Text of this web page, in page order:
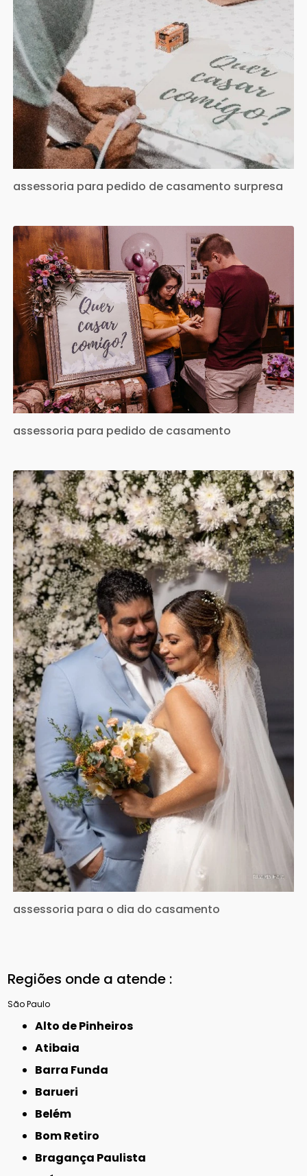
assessoria para pedido de casamento surpresa
assessoria para pedido de casamento
assessoria para o dia do casamento
Regiões onde a atende :
São Paulo
Alto de Pinheiros
Atibaia
Barra Funda
Barueri
Belém
Bom Retiro
Bragança Paulista